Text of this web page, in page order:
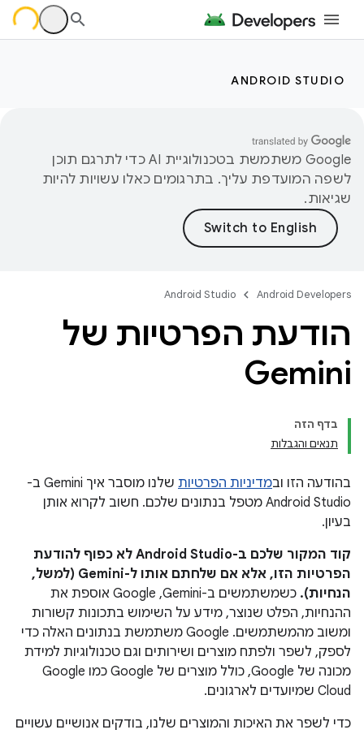
ANDROID STUDIO
‫Google משתמשת בטכנולוגיית AI כדי לתרגם תוכן
לשפה המועדפת עליך. בתרגומים כאלו עשויות להיות
שגיאות.
Android Developers
Android Studio
הודעת הפרטיות של
Gemini
בדף הזה
תנאים והגבלות
בהודעה הזו ובמדיניות הפרטיות
שלנו מוסבר איך Gemini ב-
Android Studio מטפל בנתונים שלכם. חשוב לקרוא אותן
בעיון.
קוד המקור שלכם ב-Android Studio לא כפוף להודעת
הפרטיות הזו, אלא אם שלחתם אותו ל-Gemini (למשל,
הנחיות).
כשמשתמשים ב-Gemini, ‏Google אוספת את
ההנחיות, הפלט שנוצר, מידע על השימוש בתכונות קשורות
ומשוב מהמשתמשים. ‫Google משתמשת בנתונים האלה כדי
לספק, לשפר ולפתח מוצרים ושירותים וגם טכנולוגיות למידת
מכונה של Google, כולל מוצרים של Google כמו Google
Cloud שמיועדים לארגונים.
כדי לשפר את האיכות והמוצרים שלנו, בודקים אנושיים עשויים